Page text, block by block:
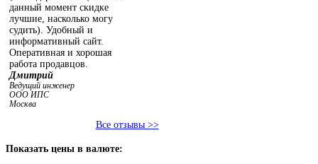
данный момент скидке
лучшие, насколько могу
судить). Удобный и
информативный сайт.
Оперативная и хорошая
работа продавцов.
Дмитрий
Ведущий инженер
ООО ИПС
Москва
Все отзывы >>
Показать цены в валюте: